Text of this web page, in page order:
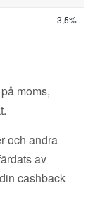
3,5%
moms,
och andra
av
cashback